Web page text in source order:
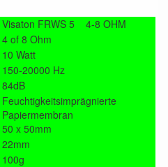
Visaton FRWS 5 4-8 OHM
4 of 8 Ohm
10 Watt
150-20000 Hz
84dB
Feuchtigkeitsimprägnierte
Papiermembran
50 x 50mm
22mm
100g